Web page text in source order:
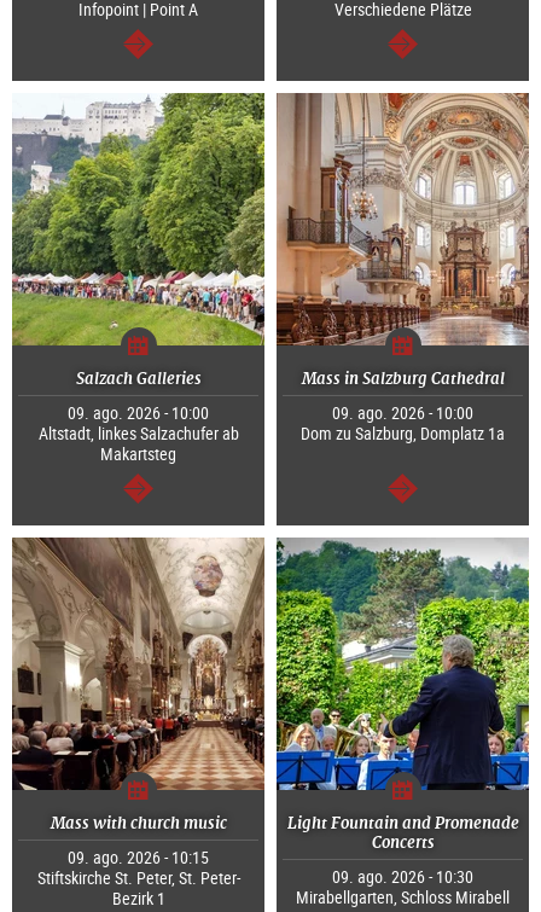
Infopoint | Point A
continuar
Verschiedene Plätze
continuar
Salzach Galleries
09. ago. 2026 - 10:00
Altstadt, linkes Salzachufer ab
Makartsteg
continuar
Mass in Salzburg Cathedral
09. ago. 2026 - 10:00
Dom zu Salzburg, Domplatz 1a
continuar
Mass with church music
09. ago. 2026 - 10:15
Stiftskirche St. Peter, St. Peter-
Bezirk 1
Light Fountain and Promenade
Concerts
09. ago. 2026 - 10:30
Mirabellgarten, Schloss Mirabell